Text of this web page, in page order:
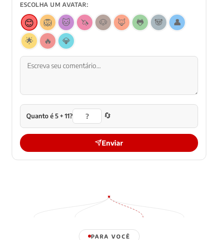
ESCOLHA UM AVATAR:
😊 🦁 🐱 🦄 🐶 🦊 🐸 🐼
👤
🌟
🔥 💎
Quanto é 5 + 11? 🔄
Enviar
PARA VOCÊ